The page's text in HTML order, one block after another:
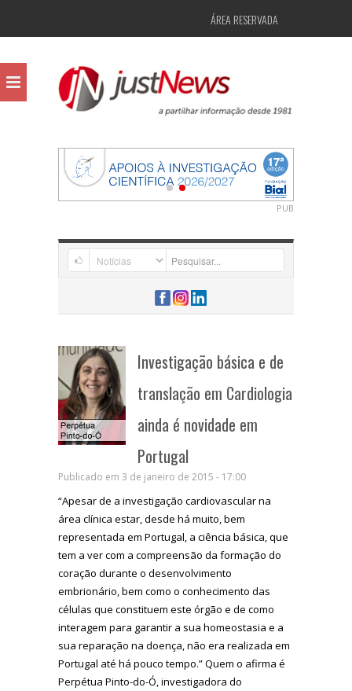
ÁREA RESERVADA
PUB
Investigação básica e de
translação em Cardiologia
ainda é novidade em
Portugal
Publicado em 3 de janeiro de 2015 - 17:00
“Apesar de a investigação cardiovascular na
área clínica estar, desde há muito, bem
representada em Portugal, a ciência básica, que
tem a ver com a compreensão da formação do
coração durante o desenvolvimento
embrionário, bem como o conhecimento das
células que constituem este órgão e de como
interagem para garantir a sua homeostasia e a
sua reparação na doença, não era realizada em
Portugal até há pouco tempo.” Quem o afirma é
Perpétua Pinto-do-Ó, investigadora do